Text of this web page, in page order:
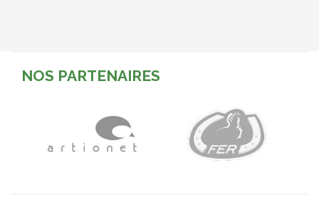
NOS PARTENAIRES